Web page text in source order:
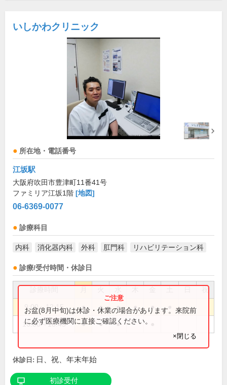
いしかわクリニック
所在地・電話番号
江坂駅
大阪府吹田市豊津町11番41号
ファミリア江坂1階 [地図]
06-6369-0077
診療科目
内科 消化器内科 外科 肛門科 リハビリテーション科
診療/受付時間・休診日
祝
9:00～12:15 ● ● ● ● ●
16:00～18:45 ● ● ●
お盆(8月中旬)は休診・休業の場合があります。来院前
に必ず医療機関に直接ご確認ください。
×閉じる
休診日: 日、祝、年末年始
初診受付